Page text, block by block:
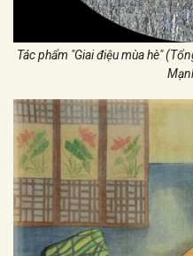
Tác phẩm "Giai điệu mùa hè"